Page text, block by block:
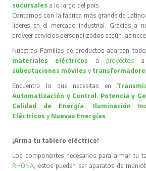
sucursales a lo largo del país.
Contamos con la fábrica más grande de
líderes en el mercado industrial. Gracias a
proveer servicios personalizados según las
Nuestras Familias de productos abarcan
materiales eléctricos
a proyectos
subestaciones móvilesy
Encuentra lo que necesitas en
Automatización y Control, Potencia y
Calidad de Energía, Iluminación
Eléctricos y Nuevas Energías.
¡Arma tu tablero eléctrico!
Los componentes necesarios para armar tu
RHONA, estos pueden ser aparatos de